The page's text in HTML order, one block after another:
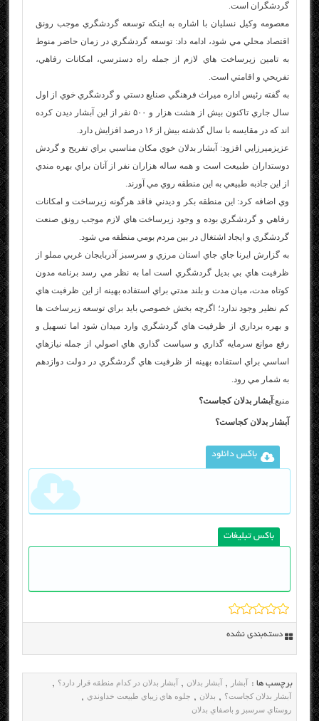
گردشگران است.
معصومه وكيل نسليان با اشاره به اينكه توسعه گردشگري موجب رونق
اقتصاد محلي مي شود، ادامه داد: توسعه گردشگري در زمان حاضر منوط
به تامين زيرساخت هاي لازم از جمله راه دسترسي، امكانات رفاهي،
تفريحي و اقامتي است.
به گفته رئيس اداره ميراث فرهنگي صنايع دستي و گردشگري خوي از اول
سال جاري تاكنون بيش از هشت هزار و ۵۰۰ نفر از اين آبشار ديدن كرده
اند كه در مقايسه با سال گذشته بيش از ۱۶ درصد افزايش دارد.
عزيزميرزايي افزود: آبشار بدلان خوي مكان مناسبي براي تفريح و گردش
دوستداران طبيعت است و همه ساله هزاران نفر از آنان براي بهره مندي
از اين جاذبه طبيعي به اين منطقه روي مي آورند.
وي اضافه كرد: اين منطقه بكر و ديدني فاقد هرگونه زيرساخت و امكانات
رفاهي و گردشگري بوده و وجود زيرساخت هاي لازم موجب رونق صنعت
گردشگري و ايجاد اشتغال در بين مردم بومي منطقه مي شود.
به گزارش ايرنا جاي جاي استان مرزي و سرسبز آذربايجان غربي مملو از
ظرفيت هاي بي بديل گردشگري است اما به نظر مي رسد برنامه مدون
كوتاه مدت، ميان مدت و بلند مدتي براي استفاده بهينه از اين ظرفيت هاي
كم نظير وجود ندارد؛ اگرچه بخش خصوصي بايد براي توسعه زيرساخت ها
و بهره برداري از ظرفيت هاي گردشگري وارد ميدان شود اما تسهيل و
رفع موانع سرمايه گذاري و سياست گذاري هاي اصولي از جمله نيازهاي
اساسي براي استفاده بهينه از ظرفيت هاي گردشگري در دولت دوازدهم
به شمار مي رود.
منبع: آبشار بدلان کجاست؟
آبشار بدلان کجاست؟
باکس دانلود
باکس تبلیغات
دسته‌بندی نشده
برچسب ها : آبشار , آبشار بدلان , آبشار بدلان در کدام منطقه قرار دارد؟ ,
آبشار بدلان کجاست؟ , بدلان , جلوه هاي زيباي طبيعت خداوندي ,
روستاي سرسبز و باصفاي بدلان